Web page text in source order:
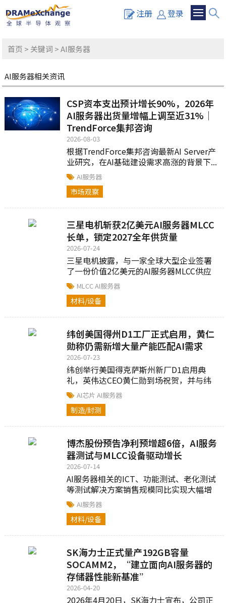
注册 登录
首页 > 关键词 > AI服务器
AI服务器相关资讯
CSP资本支出预计增长90%，2026年
AI服务器出货量增幅上调至近31%｜
TrendForce集邦咨询
2026-08-03
根据TrendForce集邦咨询最新AI Server产
业研究，在AI基础建设需求高涨的背景下...
AI服务器
市场观察
三星电机斩获2亿美元AI服务器MLCC
长单，锁定2027全年供货量
2026-07-24
三星电机披露，与一家全球大型企业签署
了一份价值2亿美元的AI服务器MLCC供应
合同，合同期限为2027年1月1日至2027年
12月31日...
MLCCAI服务器
材料/设备
纬创美国得州D1工厂正式启用，黄仁
勋称仍需新增大量产能匹配AI需求
2026-07-23
纬创举行美国得克萨斯州新厂D1启用典
礼，英伟达CEO黄仁勋到场祝贺，并与纬
创董事长林宪铭共同揭幕新厂启用...
AI芯片AI服务器
制造/封测
博杰股份预告净利预增超6倍，AI服务
器测试与MLCC设备驱动增长
2026-07-14
AI服务器相关的ICT、功能测试、老化测试
等测试解决方案销售规模同比实现大幅增
长...AI服务器
材料/设备
SK海力士正式量产192GB容量
SOCAMM2，“建立面向AI服务器的
存储器性能新基准”
2026-04-20
2026年4月20日，SK海力士宣布，公司正